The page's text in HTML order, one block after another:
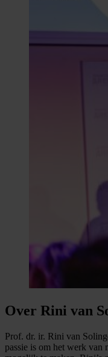
Over Rini van
Prof. dr. ir. Rini van
passie is om het werk van